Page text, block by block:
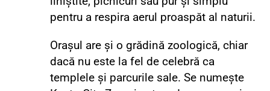
pentru a respira aerul proaspăt al naturii.
Orașul are și o grădină zoologică, chiar
dacă nu este la fel de celebră ca
templele și parcurile sale. Se numește